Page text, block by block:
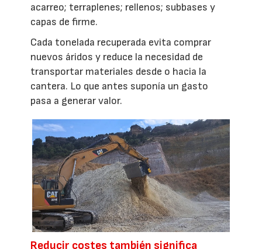
acarreo; terraplenes; rellenos; subbases y
capas de firme.
Cada tonelada recuperada evita comprar
nuevos áridos y reduce la necesidad de
transportar materiales desde o hacia la
cantera. Lo que antes suponía un gasto
pasa a generar valor.
Reducir costes también significa